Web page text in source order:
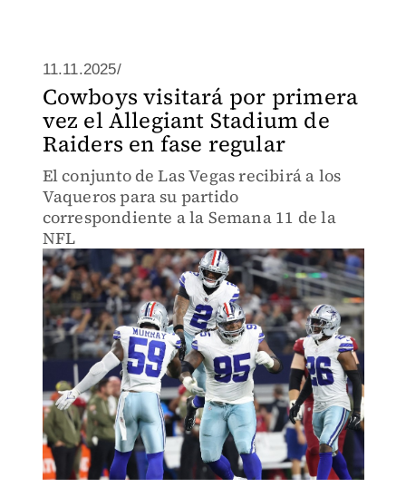
11.11.2025/
Cowboys visitará por primera
vez el Allegiant Stadium de
Raiders en fase regular
El conjunto de Las Vegas recibirá a los
Vaqueros para su partido
correspondiente a la Semana 11 de la
NFL